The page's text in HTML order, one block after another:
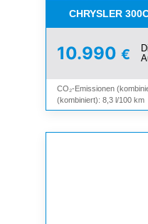
CHRYSLER
10.990 €
CO₂-Emissionen
(kombiniert): 8,3 l/100 km